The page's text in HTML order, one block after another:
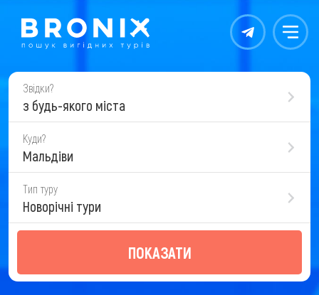
Контакты Меню
Звідки?
з будь-якого міста
Куди?
Мальдіви
Тип туру
Новорічні тури
ПОКАЗАТИ